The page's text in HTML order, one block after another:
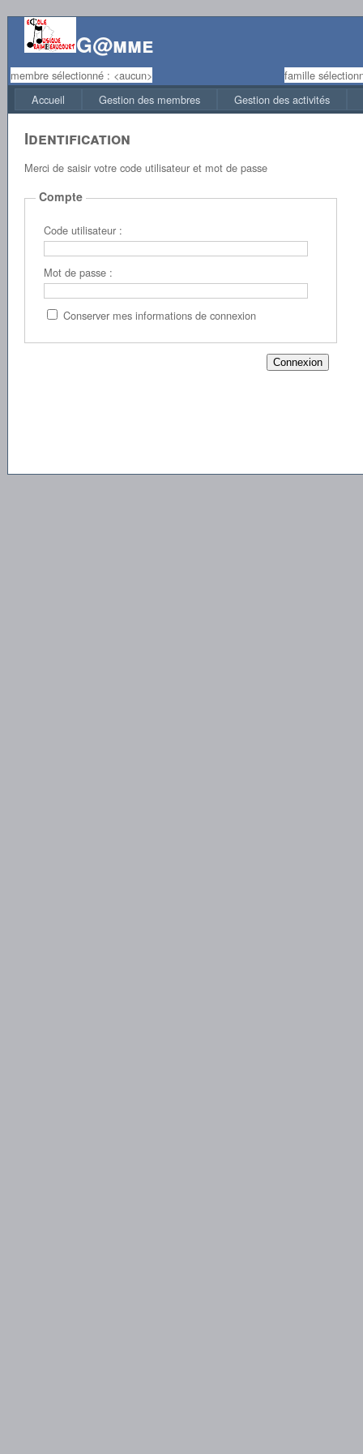
G@mme
membre sélectionné : <aucun>
famille
Accueil
Gestion des membres Gestion des activités
Identification
Merci de saisir votre code utilisateur et mot de passe
Compte
Code utilisateur :
Mot de passe :
Conserver mes informations de connexion